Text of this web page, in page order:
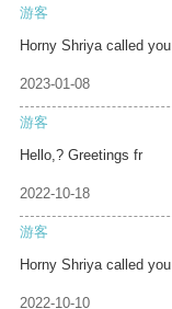
游客
Horny Shriya called you
2023-01-08
游客
Hello,? Greetings fr
2022-10-18
游客
Horny Shriya called you
2022-10-10